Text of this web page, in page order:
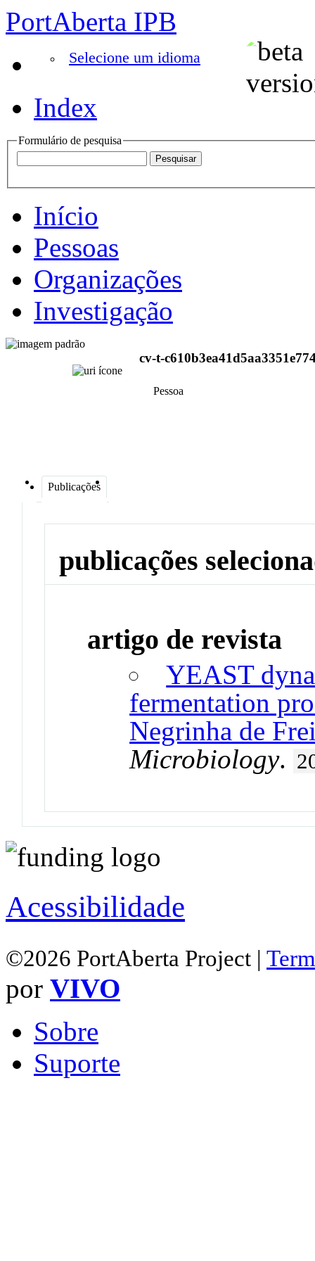
PortAberta IPB
Selecione um idioma
Index
Formulário de pesquisa
Início
Pessoas
Organizações
Investigação
cv-t-
Pessoa
Publicações
publicações
artigo de revista
YEAST
fermentation
Negrinha de
Microbiology.
Acessibilidade
©2026 PortAberta Project |
por VIVO
Sobre
Suporte